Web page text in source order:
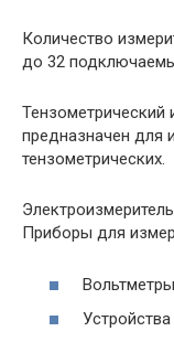
Количество
до 32
Тензометрический
предназначен для
тензометрических.
Приборы для